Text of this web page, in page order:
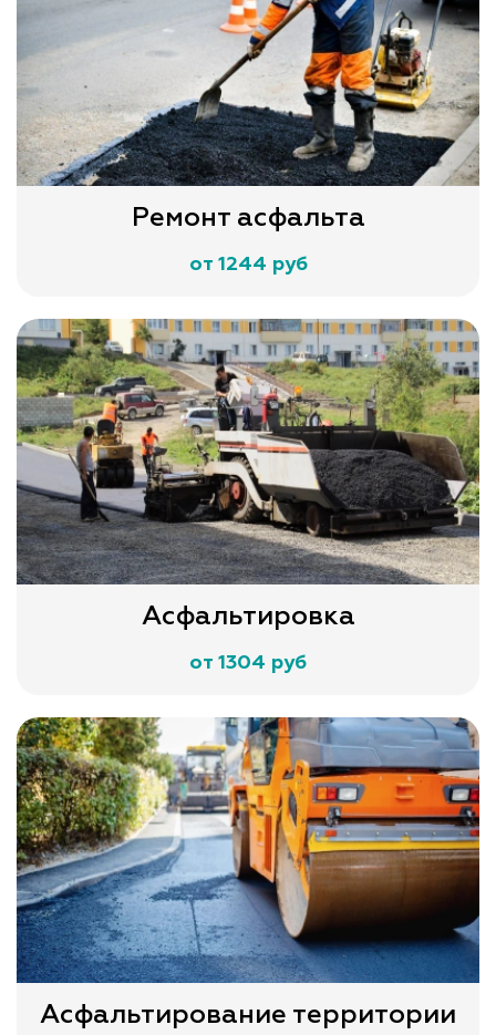
Ремонт асфальта
от 1244 руб
Асфальтировка
от 1304 руб
Асфальтирование территории